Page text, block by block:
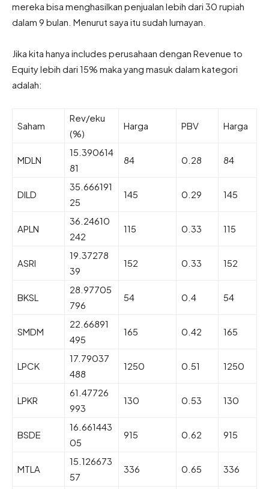
mereka bisa menghasilkan penjualan lebih dari 30 rupiah
dalam 9 bulan. Menurut saya itu sudah lumayan.
Jika kita hanya includes perusahaan dengan Revenue to
Equity lebih dari 15% maka yang masuk dalam kategori
adalah:
Saham
Rev/eku
(%)
Harga PBV Harga
MDLN
15.390614
81
84 0.28 84
DILD
35.666191
25
145 0.29 145
APLN
36.24610
242
115 0.33 115
ASRI
19.37278
39
152 0.33 152
BKSL
28.97705
796
54 0.4 54
SMDM
22.66891
495
165 0.42 165
LPCK
17.79037
488
1250 0.51 1250
LPKR
61.47726
993
130 0.53 130
BSDE
16.661443
05
915 0.62 915
MTLA
15.126673
57
336 0.65 336